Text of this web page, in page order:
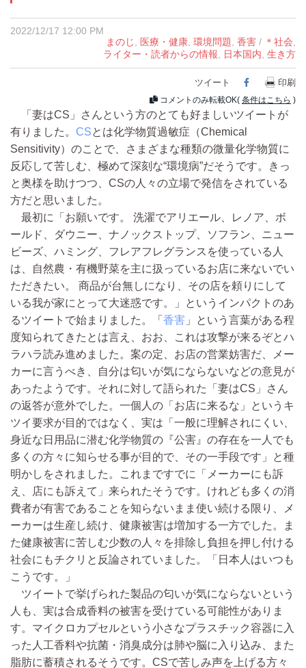
2022/12/17 12:00 PM
まのじ
医療・健康 環境問題 香害 / ＊社会
ライター・読者からの情報
日本国内 生き方
ツイート Facebook
印刷
コメントのみ転載OK( 条件はこちら )
「妻はCS」さんという方のとても好ましいツイートが
有りました。 CSとは化学物質過敏症（Chemical
Sensitivity）のことで、さまざまな種類の微量化学物質に
反応して苦しむ、極めて深刻な“環境病”だそうです。きっ
と奥様を助けつつ、CSの人々の立場で発信をされている
方だと思いました。
最初に「お願いです。 洗濯でアリエール、レノア、ボ
ールド、ダウニー、ナノックストップ、ソフラン、ニュー
ビーズ、ハミング、フレアフレグランスを使っている人
は、自然農・有機野菜を主に扱っているお店に来ないでい
ただきたい。 商品が台無しになり、その店を頼りにして
いる我が家にとって大迷惑です。」というインパクトのあ
るツイートで始まりました。「 香害 」という言葉がある程
度知られてきたとは言え、おお、これは攻撃が来るぞとハ
ラハラ読み進めました。案の定、お店の営業妨害だ、メー
カーに言うべき、自分は匂いが気にならないなどの意見が
あったようです。それに対して語られた「妻はCS」さん
の返答が意外でした。一個人の「お店に来るな」というキ
ツイ要求が目的ではなく、実は「一般に理解されにくい、
身近な日用品に潜む化学物質の『公害』の存在を一人でも
多くの方々に知らせる事が目的で、その一手段です」と種
明かしをされました。これまですでに「メーカーにも訴
え、店にも訴えて」来られたそうです。けれども多くの消
費者が有害であることを知らないまま使い続ける限り、メ
ーカーは生産し続け、健康被害は増加する一方でした。ま
た健康被害に苦しむ少数の人々を排除し負担を押し付ける
社会にもチクリと反論されていました。「日本人はいつも
こうです。」
ツイートで挙げられた製品の匂いが気にならないという
人も、実は合成香料の被害を受けている可能性がありま
す。マイクロカプセルという小さなプラスチック容器に入
った人工香料や抗菌・消臭成分は肺や脳に入り込み、また
脂肪に蓄積されるそうです。CSで苦しみ声を上げる方々